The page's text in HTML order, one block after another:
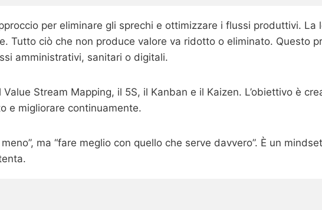
per eliminare gli sprechi e ottimizzare i flussi produttivi. La
Tutto ciò che non produce valore va ridotto o eliminato. Questo
amministrativi, sanitari o digitali.
Stream Mapping, il 5S, il Kanban e il Kaizen. L’obiettivo è
e migliorare continuamente.
ma “fare meglio con quello che serve davvero”. È un